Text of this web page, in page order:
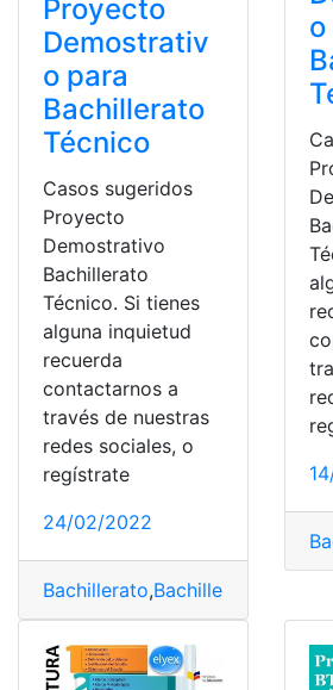
Proyecto
Demostrativ
o para
Bachillerato
Técnico
Casos sugeridos
Proyecto
Demostrativo
Bachillerato
Técnico. Si tienes
alguna inquietud
recuerda
contactarnos a
través de nuestras
redes sociales, o
regístrate
24/02/2022
Bachillerato,Bachillerato Técnico
o